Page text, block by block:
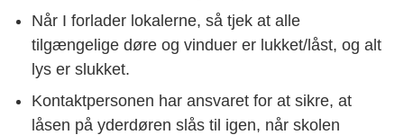
Når I forlader lokalerne, så tjek at alle
tilgængelige døre og vinduer er lukket/låst, og alt
lys er slukket.
Kontaktpersonen har ansvaret for at sikre, at
låsen på yderdøren slås til igen, når skolen